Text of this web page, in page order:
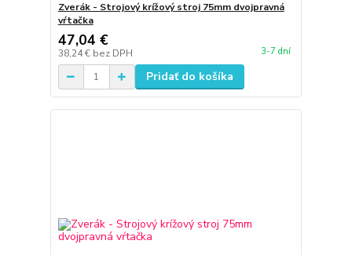
Zverák - Strojový krížový stroj 75mm dvojpravná
vŕtačka
47,04 €
38,24 € bez DPH 3-7 dní
Pridať do košíka